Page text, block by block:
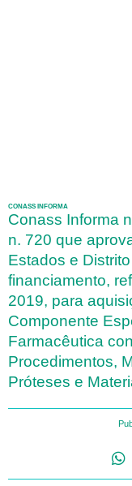
CONASS INFORMA
Conass Informa
n. 720 que
Estados e
financiamento,
2019, para
Componente
Farmacêutica
Procedimentos,
Próteses e